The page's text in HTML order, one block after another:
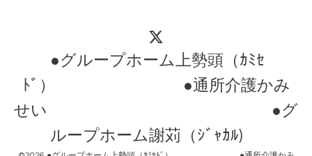
●グループホーム上勢頭（ｶﾐｾ
ﾄﾞ） ●通所介護かみ
せい ●グ
ループホーム謝苅（ｼﾞｬｶﾙ)